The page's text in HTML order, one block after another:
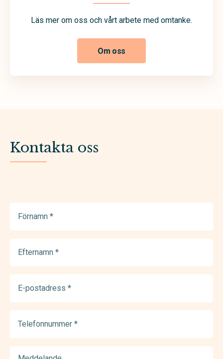
Läs mer om oss och vårt arbete med omtanke.
Om oss
Kontakta oss
(Required)
(Required)
postadress
(Required)